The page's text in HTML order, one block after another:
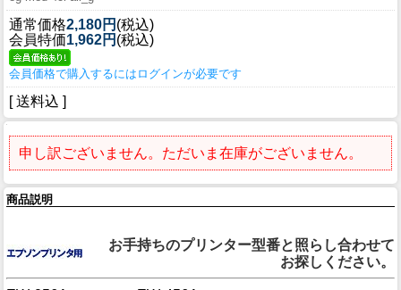
通常価格2,180円 (税込)
会員特価1,962円 (税込)
会員価格で購入するにはログインが必要です
[ 送料込 ]
申し訳ございません。ただいま在庫がございません。
商品説明
お手持ちのプリンター型番と照らし合わせて
お探しください。